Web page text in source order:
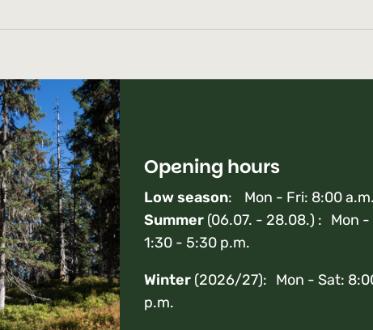
Opening hours
Low season: Mon - Fri: 8:00
Summer (06.07. - 28.08.) : Mon -
1:30 - 5:30 p.m.
Winter (2026/27): Mon - Sat:
p.m.